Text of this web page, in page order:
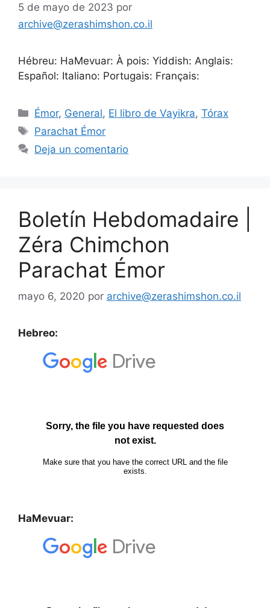
5 de mayo de 2023 por
archive@zerashimshon.co.il
Hébreu: HaMevuar: À pois: Yiddish: Anglais:
Español: Italiano: Portugais: Français:
Émor, General, El libro de Vayikra,Tórax
Parachat Émor
Deja un comentario
Boletín Hebdomadaire |
Zéra Chimchon
Parachat Émor
mayo 6, 2020 por archive@zerashimshon.co.il
Hebreo:
HaMevuar: